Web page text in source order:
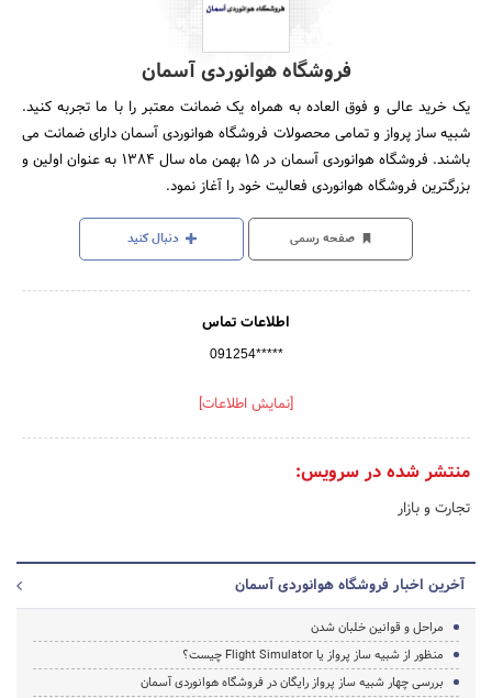
فروشگاه هوانوردی آسمان
یک خرید عالی و فوق العاده به همراه یک ضمانت معتبر را با ما تجربه کنید.
شبیه ساز پرواز و تمامی محصولات فروشگاه هوانوردی آسمان دارای ضمانت می
باشند. فروشگاه هوانوردی آسمان در ۱۵ بهمن ماه سال ۱۳۸۴ به عنوان اولین و
بزرگترین فروشگاه هوانوردی فعالیت خود را آغاز نمود.​
صفحه رسمی دنبال کنید
اطلاعات تماس
091254*****
[نمایش اطلاعات]
منتشر شده در سرویس:
تجارت و بازار
آخرین اخبار فروشگاه هوانوردی آسمان
مراحل و قوانین خلبان شدن
منظور از شبیه ساز پرواز یا Flight Simulator چیست؟
بررسی چهار شبیه ساز پرواز رایگان در فروشگاه هوانوردی آسمان